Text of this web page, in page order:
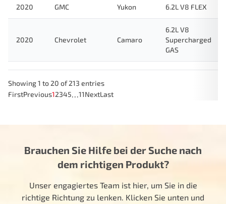
2020 GMC Yukon 6.2L V8 FLEX
2020 Chevrolet Camaro
6.2L V8
Supercharged
GAS
Showing 1 to 20 of 213 entries
FirstPrevious12345…11NextLast
Brauchen Sie Hilfe bei der Suche nach
dem richtigen Produkt?
Unser engagiertes Team ist hier, um Sie in die
richtige Richtung zu lenken. Klicken Sie unten und